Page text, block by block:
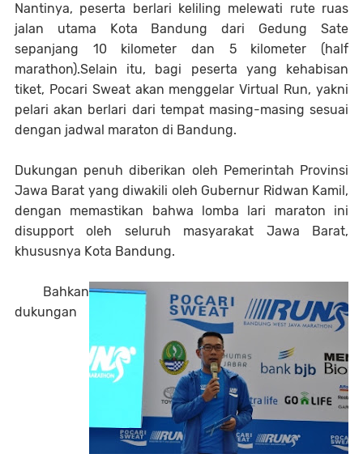
Nantinya, peserta berlari keliling melewati rute ruas
jalan utama Kota Bandung dari Gedung Sate
sepanjang 10 kilometer dan 5 kilometer (half
marathon).Selain itu, bagi peserta yang kehabisan
tiket, Pocari Sweat akan menggelar Virtual Run, yakni
pelari akan berlari dari tempat masing-masing sesuai
dengan jadwal maraton di Bandung.
Dukungan penuh diberikan oleh Pemerintah Provinsi
Jawa Barat yang diwakili oleh Gubernur Ridwan Kamil,
dengan memastikan bahwa lomba lari maraton ini
disupport oleh seluruh masyarakat Jawa Barat,
khususnya Kota Bandung.
Bahkan
dukungan